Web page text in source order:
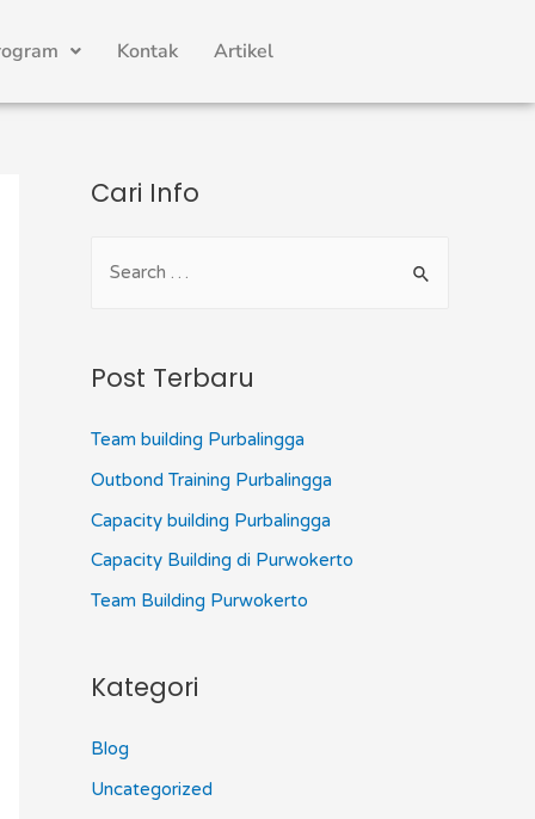
Kontak Artikel
Cari Info
Post Terbaru
Team building Purbalingga
Outbond Training Purbalingga
Capacity building Purbalingga
Capacity Building di Purwokerto
Team Building Purwokerto
Kategori
Blog
Uncategorized